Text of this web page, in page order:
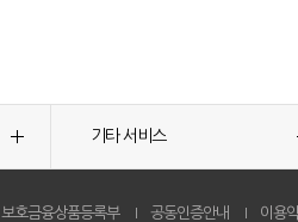
기타 서비스
보호금융상품등록부 공동인증안내 이용